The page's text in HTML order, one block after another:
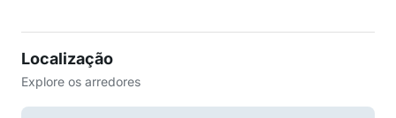
Localização
Explore os arredores